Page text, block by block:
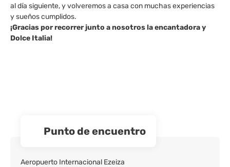
al día siguiente, y volveremos a casa con muchas experiencias
y sueños cumplidos.
¡Gracias por recorrer junto a nosotros la encantadora y
Dolce Italia!
Punto de encuentro
Aeropuerto Internacional Ezeiza